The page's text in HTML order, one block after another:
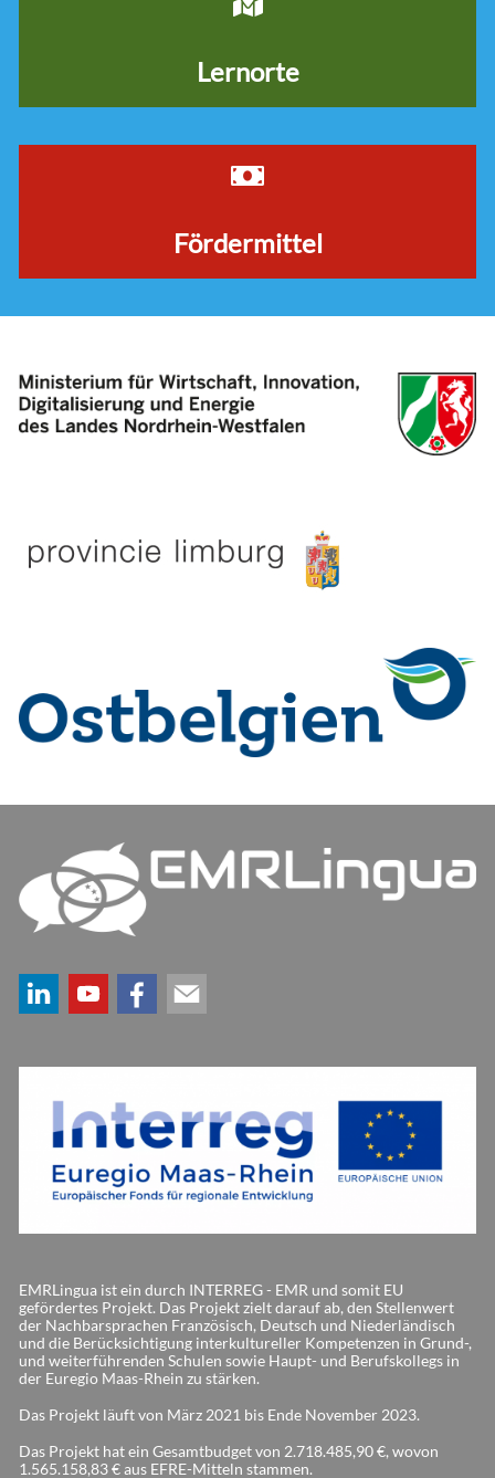
Lernorte
Fördermittel
EMRLingua ist ein durch INTERREG - EMR und somit EU
gefördertes Projekt. Das Projekt zielt darauf ab, den Stellenwert
der Nachbarsprachen Französisch, Deutsch und Niederländisch
und die Berücksichtigung interkultureller Kompetenzen in Grund-,
und weiterführenden Schulen sowie Haupt- und Berufskollegs in
der Euregio Maas-Rhein zu stärken.
Das Projekt läuft von März 2021 bis Ende November 2023.
Das Projekt hat ein Gesamtbudget von 2.718.485,90 €, wovon
1.565.158,83 € aus EFRE-Mitteln stammen.